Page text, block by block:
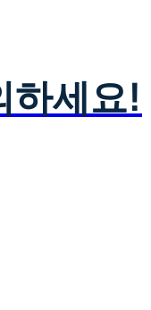
하세요!